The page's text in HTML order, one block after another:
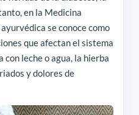
en la Medicina
se conoce como
que afectan el sistema
con leche o agua, la hierba
y dolores de